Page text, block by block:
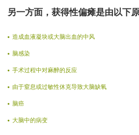
另一方面，获得性偏瘫是由以下
造成血液凝块或大脑出血的中风
脑感染
手术过程中对麻醉的反应
由于窒息或过敏性休克导致大脑缺氧
脑癌
大脑中的病变